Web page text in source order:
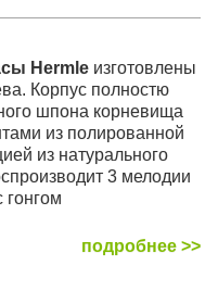
Hermle изготовлены
Корпус полностю
шпона корневища
из полированной
из натурального
3 мелодии
гонгом
подробнее >>